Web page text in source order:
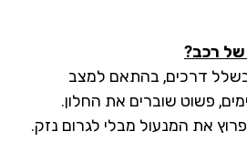
בהתאם למצב
שוברים את החלון.
המנעול מבלי לגרום נזק.